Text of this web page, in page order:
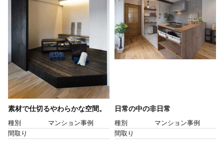
素材で仕切るやわらかな空間。
種別
マンション事例
間取り
日常の中の非日常
種別
マンション事例
間取り